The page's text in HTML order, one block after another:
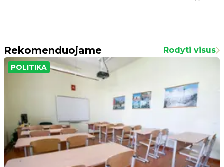
Rekomenduojame Rodyti visus
POLITIKA